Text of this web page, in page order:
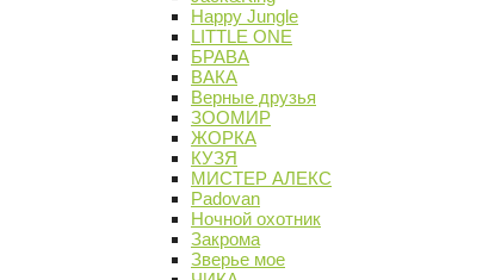
Happy Jungle
LITTLE ONE
БРАВА
ВАКА
Верные друзья
ЗООМИР
ЖОРКА
КУЗЯ
МИСТЕР АЛЕКС
Padovan
Ночной охотник
Закрома
Зверье мое